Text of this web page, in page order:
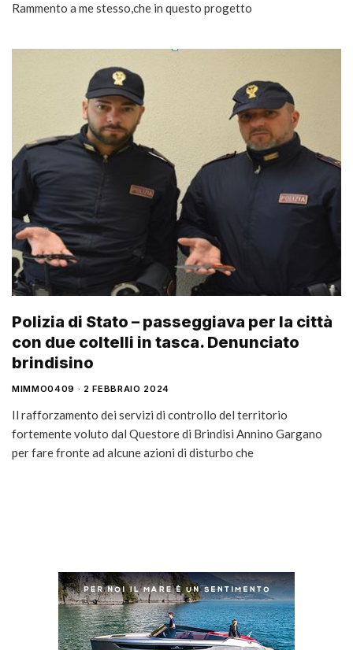
Rammento a me stesso,che in questo progetto
Polizia di Stato – passeggiava per la città
con due coltelli in tasca. Denunciato
brindisino
MIMMO0409 2 FEBBRAIO 2024
Il rafforzamento dei servizi di controllo del territorio
fortemente voluto dal Questore di Brindisi Annino Gargano
per fare fronte ad alcune azioni di disturbo che